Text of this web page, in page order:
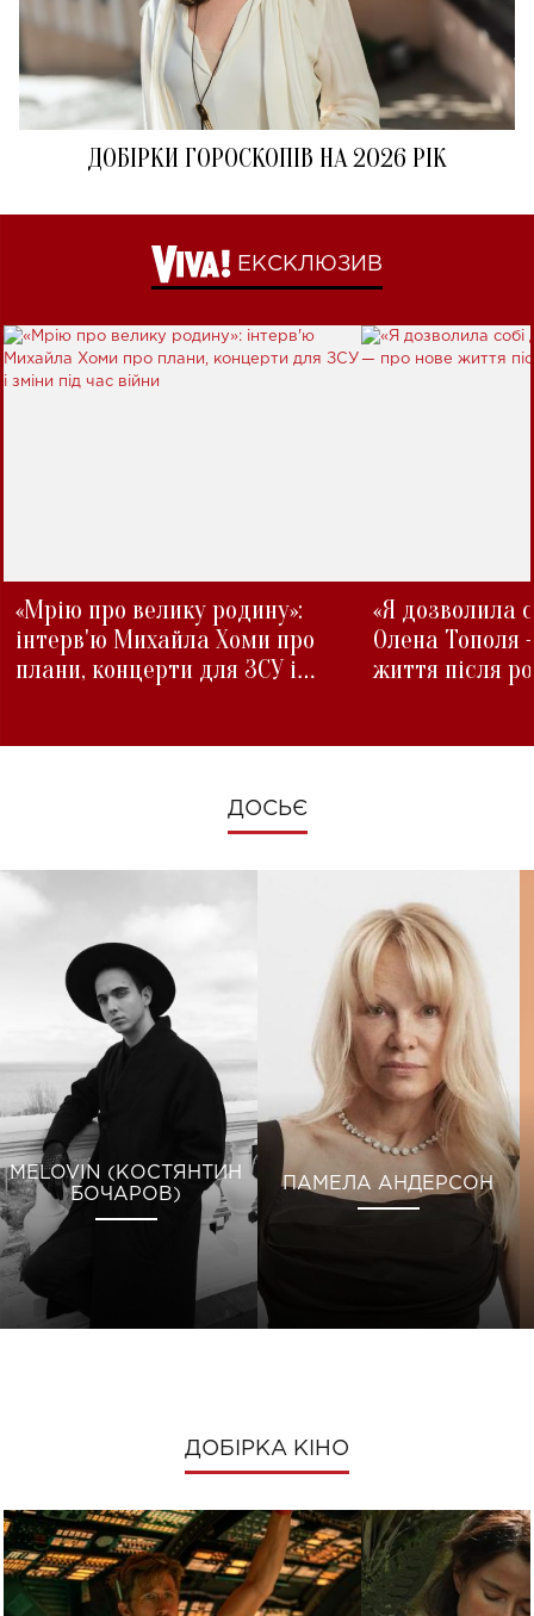
ДОБІРКИ ГОРОСКОПІВ НА 2026 РІК
ЕКСКЛЮЗИВ
«Мрію про велику родину»:
інтерв'ю Михайла Хоми про
плани, концерти для ЗСУ і
«Я дозволила
Олена Тополя
життя після
ДОСЬЄ
MELOVIN (КОСТЯНТИН
БОЧАРОВ)
ПАМЕЛА АНДЕРСОН
ДОБІРКА КІНО